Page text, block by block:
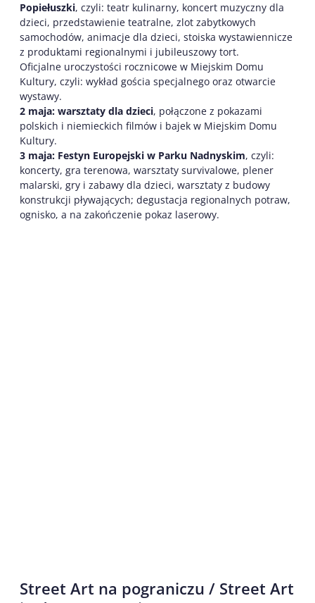
Popiełuszki, czyli: teatr kulinarny, koncert muzyczny dla
dzieci, przedstawienie teatralne, zlot zabytkowych
samochodów, animacje dla dzieci, stoiska wystawiennicze
z produktami regionalnymi i jubileuszowy tort.
Oficjalne uroczystości rocznicowe w Miejskim Domu
Kultury, czyli: wykład gościa specjalnego oraz otwarcie
wystawy.
2 maja: warsztaty dla dzieci, połączone z pokazami
polskich i niemieckich filmów i bajek w Miejskim Domu
Kultury.
3 maja: Festyn Europejski w Parku Nadnyskim, czyli:
koncerty, gra terenowa, warsztaty survivalowe, plener
malarski, gry i zabawy dla dzieci, warsztaty z budowy
konstrukcji pływających; degustacja regionalnych potraw,
ognisko, a na zakończenie pokaz laserowy.
Street Art na pograniczu / Street Art